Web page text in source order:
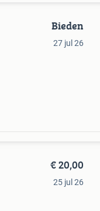
Bieden
27 jul 26
€ 20,00
25 jul 26